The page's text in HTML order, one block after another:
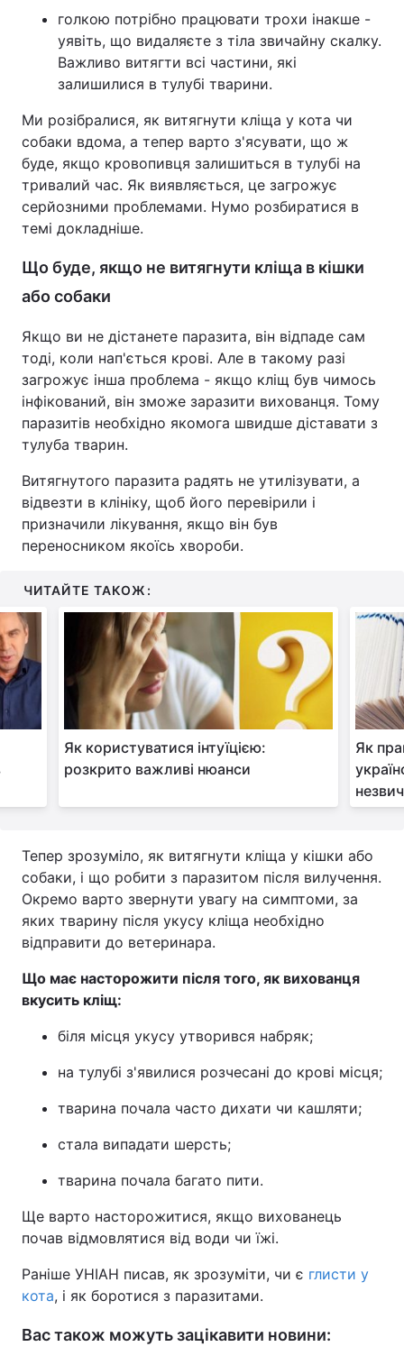
голкою потрібно працювати трохи інакше -
уявіть, що видаляєте з тіла звичайну скалку.
Важливо витягти всі частини, які
залишилися в тулубі тварини.
Ми розібралися, як витягнути кліща у кота чи
собаки вдома, а тепер варто з'ясувати, що ж
буде, якщо кровопивця залишиться в тулубі на
тривалий час. Як виявляється, це загрожує
серйозними проблемами. Нумо розбиратися в
темі докладніше.
Що буде, якщо не витягнути кліща в кішки
або собаки
Якщо ви не дістанете паразита, він відпаде сам
тоді, коли нап'ється крові. Але в такому разі
загрожує інша проблема - якщо кліщ був чимось
інфікований, він зможе заразити вихованця. Тому
паразитів необхідно якомога швидше діставати з
тулуба тварин.
Витягнутого паразита радять не утилізувати, а
відвезти в клініку, щоб його перевірили і
призначили лікування, якщо він був
переносником якоїсь хвороби.
ЧИТАЙТЕ ТАКОЖ:
Як користуватися інтуїцією:
розкрито важливі нюанси
Як
Тепер зрозуміло, як витягнути кліща у кішки або
собаки, і що робити з паразитом після вилучення.
Окремо варто звернути увагу на симптоми, за
яких тварину після укусу кліща необхідно
відправити до ветеринара.
Що має насторожити після того, як вихованця
вкусить кліщ:
біля місця укусу утворився набряк;
на тулубі з'явилися розчесані до крові місця;
тварина почала часто дихати чи кашляти;
стала випадати шерсть;
тварина почала багато пити.
Ще варто насторожитися, якщо вихованець
почав відмовлятися від води чи їжі.
Раніше УНІАН писав, як зрозуміти, чи є глисти у
кота, і як боротися з паразитами.
Вас також можуть зацікавити новини: